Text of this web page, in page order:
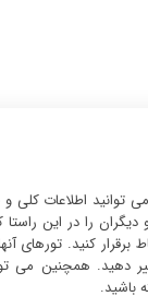
اطلاعات کلی و
را در این
برقرار کنید. تورهای
دهید. همچنین می
باشید.